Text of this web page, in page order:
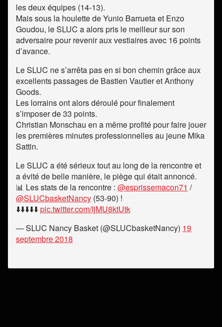
les deux équipes (14-13).
Mais sous la houlette de Yunio Barrueta et Enzo
Goudou, le SLUC a alors pris le meilleur sur son
adversaire pour revenir aux vestiaires avec 16 points
d’avance.
Le SLUC ne s’arrêta pas en si bon chemin grâce aux
excellents passages de Bastien Vautier et Anthony
Goods.
Les lorrains ont alors déroulé pour finalement
s’imposer de 33 points.
Christian Monschau en a même profité pour faire jouer
les premières minutes professionnelles au jeune Mika
Sattin.
Le SLUC a été sérieux tout au long de la rencontre et
a évité de belle manière, le piège qui était annoncé.
📊 Les stats de la rencontre : @esprissemacon71 /
@SLUCbasketNancy (53-90) !
⬇️⬇️⬇️⬇️⬇️pic.twitter.com/IjMU8ktUtk
— SLUC Nancy Basket (@SLUCbasketNancy) 19
septembre 2018